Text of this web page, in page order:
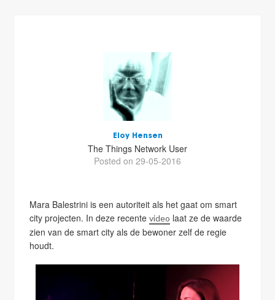
Eloy Hensen
The Things Network User
Posted on 29-05-2016
Mara Balestrini is een autoriteit als het gaat om smart
city projecten. In deze recentevideo laat ze de waarde
zien van de smart city als de bewoner zelf de regie
houdt.